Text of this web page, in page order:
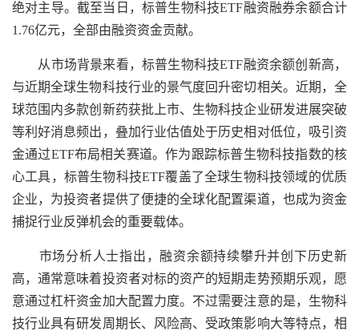
绝对主导。截至当日，标普生物科技ETF融资融券余额合计
1.76亿元，全部由融资资金贡献。
从市场背景来看，标普生物科技ETF融资余额创新高，
与近期全球生物科技行业的景气度回升密切相关。近期，全
球范围内多款创新药获批上市、生物科技企业研发进展突破
等利好消息频出，叠加行业估值处于历史相对低位，吸引资
金通过ETF布局相关赛道。作为跟踪标普生物科技指数的核
心工具，标普生物科技ETF覆盖了全球生物科技领域的优质
企业，为投资者提供了便捷的全球化配置渠道，也成为资金
捕捉行业反弹机会的重要载体。
市场分析人士指出，融资余额持续攀升并创下历史新
高，通常意味着投资者对标的资产的短期走势预期乐观，愿
意通过杠杆资金加大配置力度。不过需要注意的是，生物科
技行业具有研发周期长、风险高、受政策影响大等特点，相